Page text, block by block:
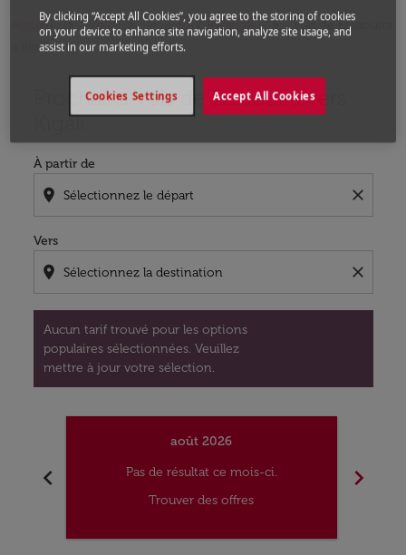
Accueil Vols Vols pour Rwanda
Vols de Essaouira
a Kigali
Prochains Vols de Essaouira vers
Kigali
À partir de
location_on close
Vers
location_on close
Aucun tarif trouvé pour les options
populaires sélectionnées. Veuillez
mettre à jour votre sélection.
Aucun tarif trouvé pour les options populaires
chevron_left
août 2026
Pas de résultat ce mois-ci.
Trouver des offres
chevron_right
By clicking “Accept All Cookies”, you agree to the storing of cookies
on your device to enhance site navigation, analyze site usage, and
assist in our marketing efforts.
Accept All Cookies
Cookies Settings